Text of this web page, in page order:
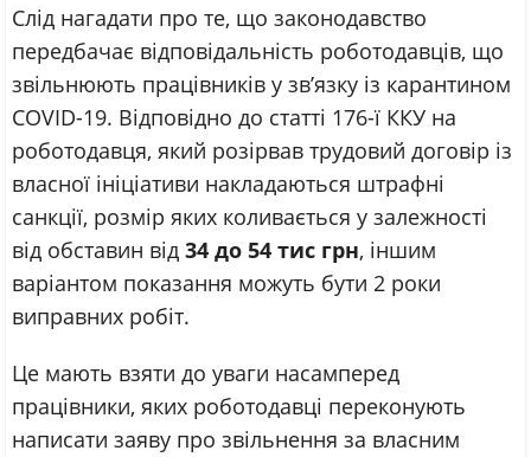
Слід нагадати про те, що законодавство
передбачає відповідальність роботодавців, що
звільнюють працівників у зв’язку із карантином
COVID-19. Відповідно до статті 176-ї ККУ на
роботодавця, який розірвав трудовий договір із
власної ініціативи накладаються штрафні
санкції, розмір яких коливається у залежності
від обставин від 34 до 54 тис грн, іншим
варіантом показання можуть бути 2 роки
виправних робіт.
Це мають взяти до уваги насамперед
працівники, яких роботодавці переконують
написати заяву про звільнення за власним